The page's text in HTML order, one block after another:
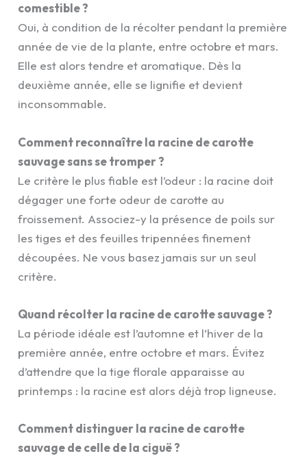
comestible ?
Oui, à condition de la récolter pendant la première
année de vie de la plante, entre octobre et mars.
Elle est alors tendre et aromatique. Dès la
deuxième année, elle se lignifie et devient
inconsommable.
Comment reconnaître la racine de carotte
sauvage sans se tromper ?
Le critère le plus fiable est l’odeur : la racine doit
dégager une forte odeur de carotte au
froissement. Associez-y la présence de poils sur
les tiges et des feuilles tripennées finement
découpées. Ne vous basez jamais sur un seul
critère.
Quand récolter la racine de carotte sauvage ?
La période idéale est l’automne et l’hiver de la
première année, entre octobre et mars. Évitez
d’attendre que la tige florale apparaisse au
printemps : la racine est alors déjà trop ligneuse.
Comment distinguer la racine de carotte
sauvage de celle de la ciguë ?